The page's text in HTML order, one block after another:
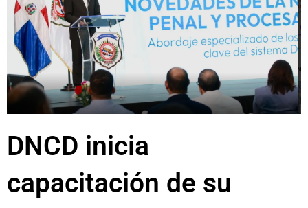
DNCD inicia
capacitación de su